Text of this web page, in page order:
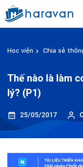
Học viện Chia sẻ
Thế nào là làm
lý? (P1)
25/05/2017